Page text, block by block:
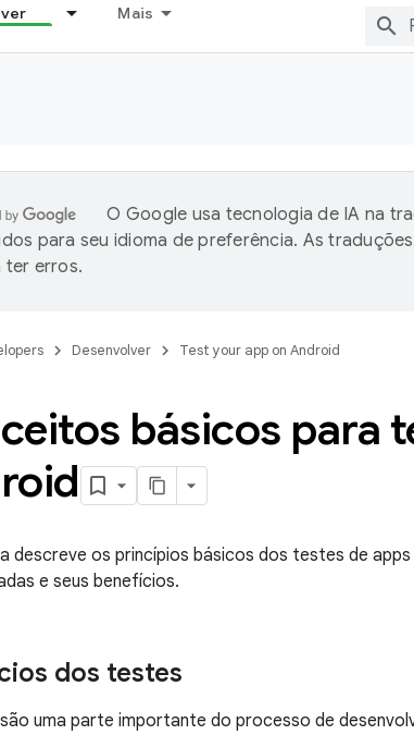
Mais
O Google usa tecnologia de IA na
para seu idioma de preferência. As
ter erros.
Desenvolver Test your app on Android
básicos para
descreve os princípios básicos dos testes de
e seus benefícios.
dos testes
uma parte importante do processo de